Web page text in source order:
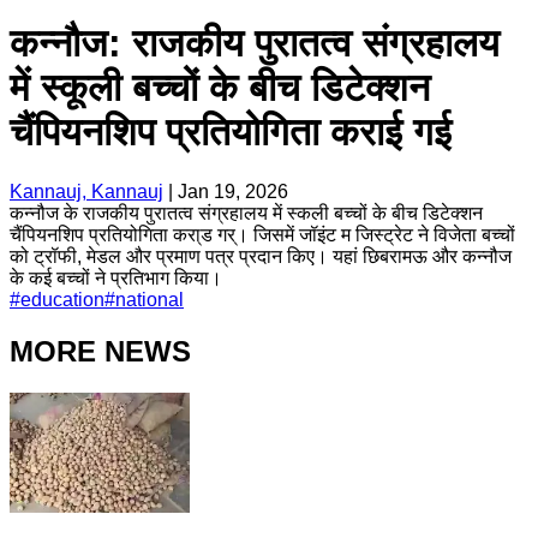
कन्नौज: राजकीय पुरातत्व संग्रहालय
में स्कूली बच्चों के बीच डिटेक्शन
चैंपियनशिप प्रतियोगिता कराई गई
Kannauj, Kannauj
Jan 19, 2026
कन्नौज के राजकीय पुरातत्व संग्रहालय में स्कली बच्चों के बीच डिटेक्शन
चैंपियनशिप प्रतियोगिता करा्ड गर्। जिसमें जॉइंट म जिस्ट्रेट ने विजेता बच्चों
को ट्रॉफी, मेडल और प्रमाण पत्र प्रदान किए। यहां छिबरामऊ और कन्नौज
के कई बच्चों ने प्रतिभाग किया।
#education#national
MORE NEWS